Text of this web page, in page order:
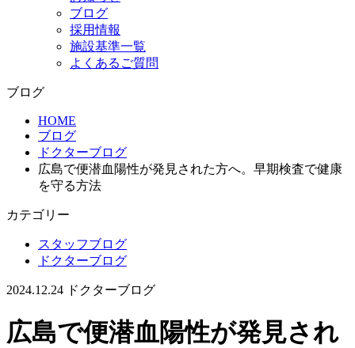
ブログ
採用情報
施設基準一覧
よくあるご質問
ブログ
HOME
ブログ
ドクターブログ
広島で便潜血陽性が発見された方へ。早期検査で健康
を守る方法
カテゴリー
スタッフブログ
ドクターブログ
2024.12.24 ドクターブログ
広島で便潜血陽性が発見され